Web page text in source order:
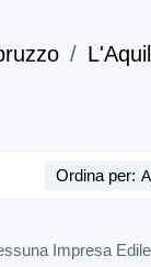
Ordina per:
Impresa